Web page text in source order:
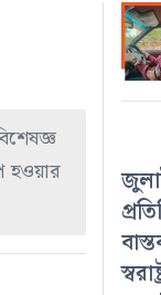
হওয়ার